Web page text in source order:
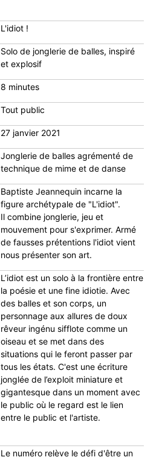
L'idiot !
Solo de jonglerie de balles, inspiré
et explosif
8 minutes
Tout public
27 janvier 2021
Jonglerie de balles agrémenté de
technique de mime et de danse
Baptiste Jeannequin incarne la
figure archétypale de "L'idiot".
Il combine jonglerie, jeu et
mouvement pour s'exprimer. Armé
de fausses prétentions l'idiot vient
nous présenter son art.
L’idiot est un solo à la frontière entre
la poésie et une fine idiotie. Avec
des balles et son corps, un
personnage aux allures de doux
rêveur ingénu sifflote comme un
oiseau et se met dans des
situations qui le feront passer par
tous les états. C'est une écriture
jonglée de l’exploit miniature et
gigantesque dans un moment avec
le public où le regard est le lien
entre le public et l'artiste.
Le numéro relève le défi d'être un